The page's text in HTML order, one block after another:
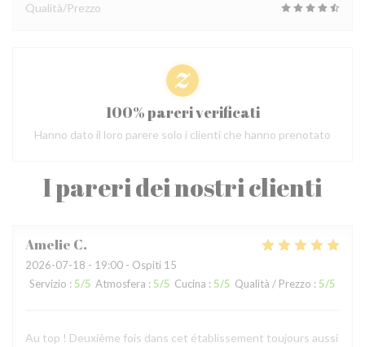
I pareri dei nostri clienti
Amelie C
2026-07-18 - 19:00 - Ospiti 15
Servizio : 5/5 Atmosfera : 5/5 Cucina : 5/5 Qualità / Prezzo : 5/5
Au top ! Deuxième fois dans cet établissement toujours aussi
Qualità/Prezzo
100% pareri verificati
Hanno dato il loro parere solo i clienti che hanno prenotato